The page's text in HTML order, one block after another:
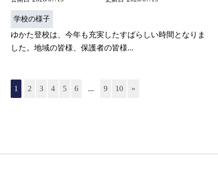
学校の様子
ゆかた登校は、今年も充実したすばらしい時間となりま
した。地域の皆様、保護者の皆様...
1 2 3 4 5 6 ... 9 10 »